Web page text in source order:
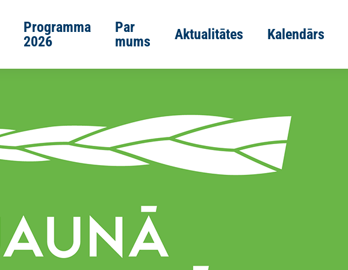
Programma
2026
Par
mums
Aktualitātes Kalendārs